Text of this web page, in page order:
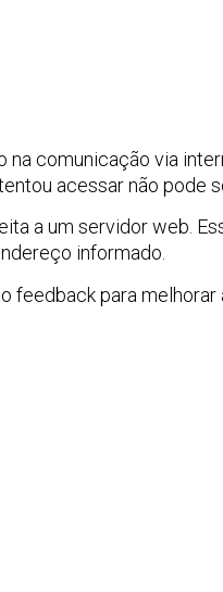
comunicação via
acessar não pode
a um servidor web.
informado.
feedback para melhorar